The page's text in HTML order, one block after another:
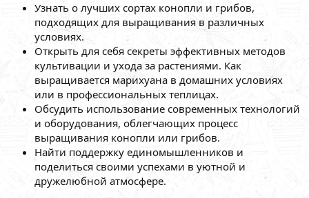
Узнать о лучших сортах конопли и грибов,
подходящих для выращивания в различных
условиях.
Открыть для себя секреты эффективных методов
культивации и ухода за растениями. Как
выращивается марихуана в домашних условиях
или в профессиональных теплицах.
Обсудить использование современных технологий
и оборудования, облегчающих процесс
выращивания конопли или грибов.
Найти поддержку единомышленников и
поделиться своими успехами в уютной и
дружелюбной атмосфере.